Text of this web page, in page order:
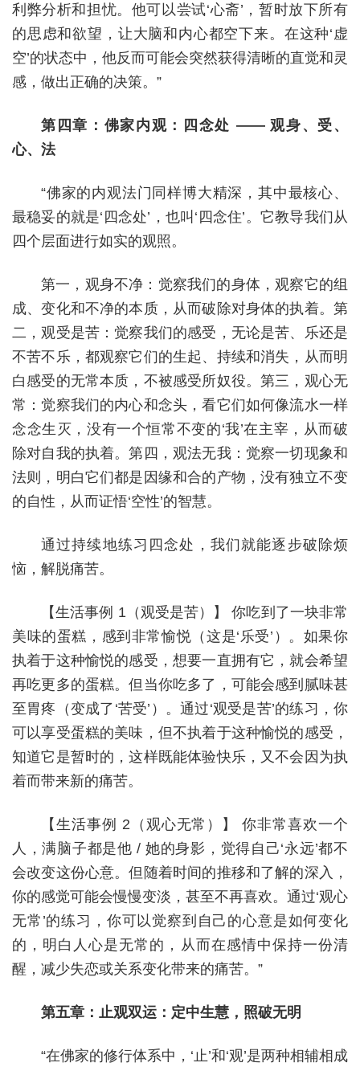
利弊分析和担忧。他可以尝试‘心斋’，暂时放下所有
的思虑和欲望，让大脑和内心都空下来。在这种‘虚
空’的状态中，他反而可能会突然获得清晰的直觉和灵
感，做出正确的决策。”
第四章：佛家内观：四念处 —— 观身、受、
心、法
“佛家的内观法门同样博大精深，其中最核心、
最稳妥的就是‘四念处’，也叫‘四念住’。它教导我们从
四个层面进行如实的观照。
第一，观身不净：觉察我们的身体，观察它的组
成、变化和不净的本质，从而破除对身体的执着。第
二，观受是苦：觉察我们的感受，无论是苦、乐还是
不苦不乐，都观察它们的生起、持续和消失，从而明
白感受的无常本质，不被感受所奴役。第三，观心无
常：觉察我们的内心和念头，看它们如何像流水一样
念念生灭，没有一个恒常不变的‘我’在主宰，从而破
除对自我的执着。第四，观法无我：觉察一切现象和
法则，明白它们都是因缘和合的产物，没有独立不变
的自性，从而证悟‘空性’的智慧。
通过持续地练习四念处，我们就能逐步破除烦
恼，解脱痛苦。
【生活事例 1（观受是苦）】 你吃到了一块非常
美味的蛋糕，感到非常愉悦（这是‘乐受’）。如果你
执着于这种愉悦的感受，想要一直拥有它，就会希望
再吃更多的蛋糕。但当你吃多了，可能会感到腻味甚
至胃疼（变成了‘苦受’）。通过‘观受是苦’的练习，你
可以享受蛋糕的美味，但不执着于这种愉悦的感受，
知道它是暂时的，这样既能体验快乐，又不会因为执
着而带来新的痛苦。
【生活事例 2（观心无常）】 你非常喜欢一个
人，满脑子都是他 / 她的身影，觉得自己‘永远’都不
会改变这份心意。但随着时间的推移和了解的深入，
你的感觉可能会慢慢变淡，甚至不再喜欢。通过‘观心
无常’的练习，你可以觉察到自己的心意是如何变化
的，明白人心是无常的，从而在感情中保持一份清
醒，减少失恋或关系变化带来的痛苦。”
第五章：止观双运：定中生慧，照破无明
“在佛家的修行体系中，‘止’和‘观’是两种相辅相成